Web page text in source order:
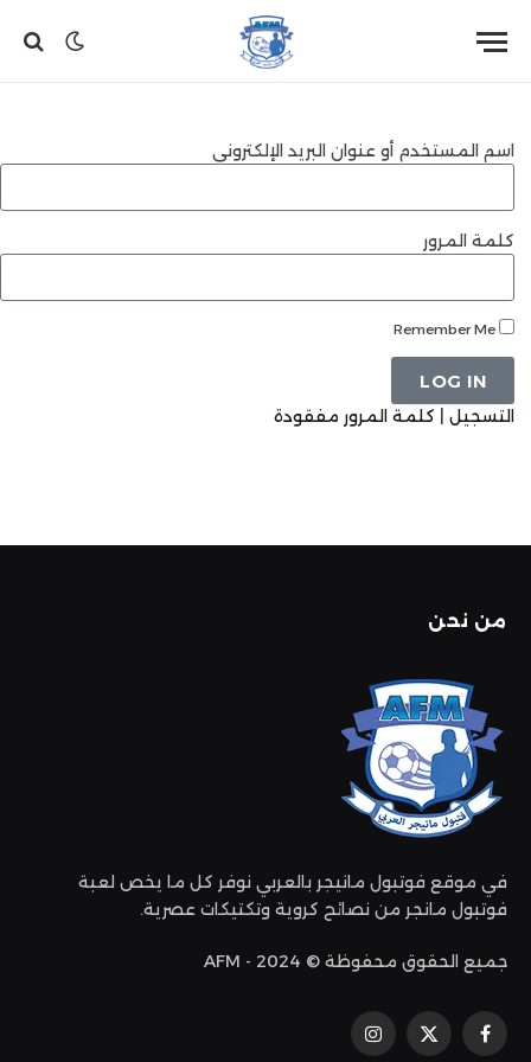
اسم المستخدم أو عنوان البريد الإلكتروني
كلمة المرور
LOG IN
التسجيل كلمة المرور مفقودة
من نحن
في موقع فوتبول مانيجر بالعربي نوفر كل ما يخص لعبة
فوتبول مانجر من نصائح كروية وتكتيكات عصرية.
جميع الحقوق محفوظة © 2024 - AFM
فيسبوكإكس
الانستغرام